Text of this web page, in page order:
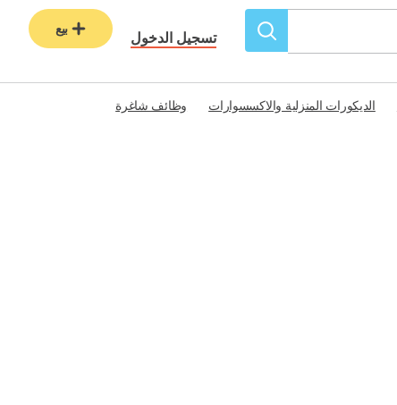
تسجيل الدخول
بيع
الديكورات المنزلية والاكسسوارات وظائف شاغرة